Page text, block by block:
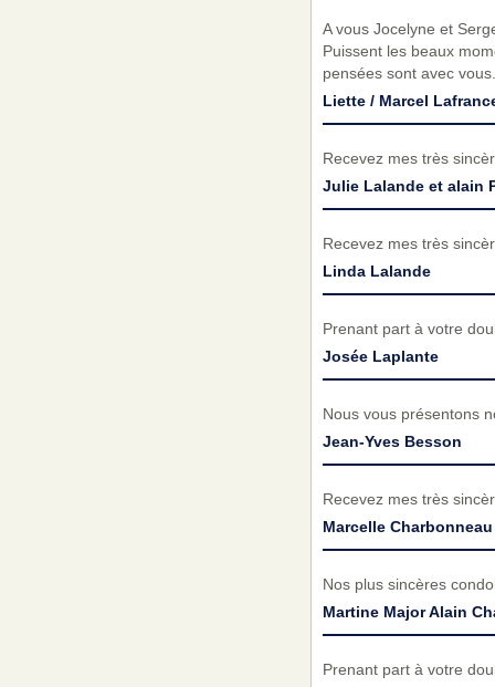
A vous Jocelyne et
Puissent les beaux
pensées sont avec
Liette / Marcel
Recevez mes très
Julie Lalande et alain
Recevez mes très
Linda Lalande
Prenant part à votre
Josée Laplante
Nous vous présentons
Jean-Yves Besson
Recevez mes très
Marcelle Charbonneau
Nos plus sincères
Martine Major Alain
Prenant part à votre